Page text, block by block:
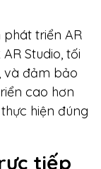
triển AR
Studio, tối
và đảm bảo
cao hơn
hiện đúng
tiếp